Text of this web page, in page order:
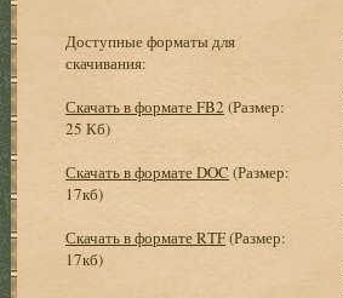
Доступные форматы для
скачивания:
Скачать в формате FB2 (Размер:
25 Кб)
Скачать в формате DOC (Размер:
17кб)
Скачать в формате RTF(Размер:
17кб)